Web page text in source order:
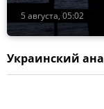
5 августа, 05:02
Украинский